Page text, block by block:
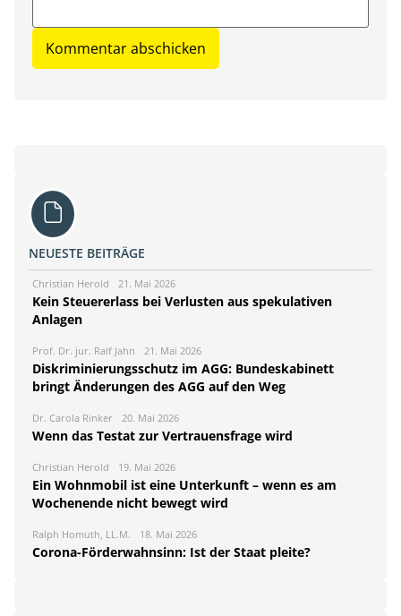
NEUESTE BEITRÄGE
Christian Herold 21. Mai 2026
Kein Steuererlass bei Verlusten aus spekulativen
Anlagen
Prof. Dr. jur. Ralf Jahn 21. Mai 2026
Diskriminierungsschutz im AGG: Bundeskabinett
bringt Änderungen des AGG auf den Weg
Dr. Carola Rinker 20. Mai 2026
Wenn das Testat zur Vertrauensfrage wird
Christian Herold 19. Mai 2026
Ein Wohnmobil ist eine Unterkunft – wenn es am
Wochenende nicht bewegt wird
Ralph Homuth, LL.M. 18. Mai 2026
Corona-Förderwahnsinn: Ist der Staat pleite?